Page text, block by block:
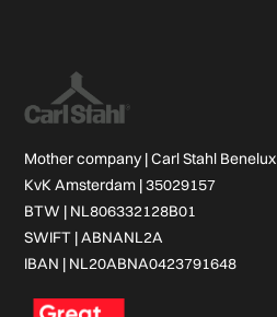
Mother company |Carl Stahl Benelux
KvK Amsterdam | 35029157
BTW | NL806332128B01
SWIFT | ABNANL2A
IBAN | NL20ABNA0423791648